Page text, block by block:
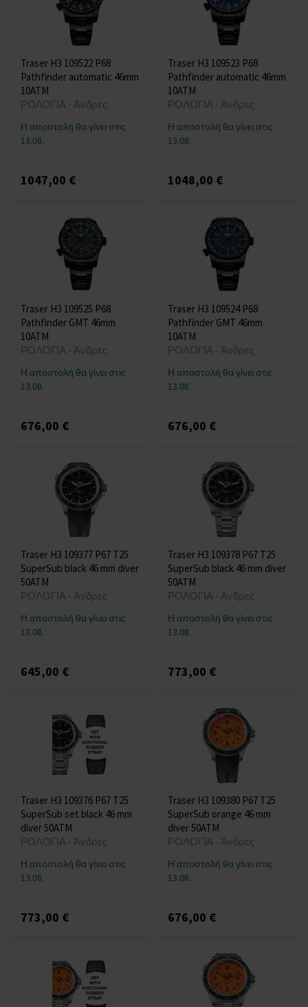
Traser H3 109522 P68
Pathfinder automatic 46mm
10ATM
ΡΟΛΟΓΙΑ - Άνδρες
Η αποστολή θα γίνει στις
13.08.
1047,00 €
Traser H3 109523 P68
Pathfinder automatic 46mm
10ATM
ΡΟΛΟΓΙΑ - Άνδρες
Η αποστολή θα γίνει στις
13.08.
1048,00 €
Traser H3 109525 P68
Pathfinder GMT 46mm
10ATM
ΡΟΛΟΓΙΑ - Άνδρες
Η αποστολή θα γίνει στις
13.08.
676,00 €
Traser H3 109524 P68
Pathfinder GMT 46mm
10ATM
ΡΟΛΟΓΙΑ - Άνδρες
Η αποστολή θα γίνει στις
13.08.
676,00 €
Traser H3 109377 P67 T25
SuperSub black 46 mm diver
50ATM
ΡΟΛΟΓΙΑ - Άνδρες
Η αποστολή θα γίνει στις
13.08.
645,00 €
Traser H3 109378 P67 T25
SuperSub black 46 mm diver
50ATM
ΡΟΛΟΓΙΑ - Άνδρες
Η αποστολή θα γίνει στις
13.08.
773,00 €
Traser H3 109376 P67 T25
SuperSub set black 46 mm
diver 50ATM
ΡΟΛΟΓΙΑ - Άνδρες
Η αποστολή θα γίνει στις
13.08.
773,00 €
Traser H3 109380 P67 T25
SuperSub orange 46 mm
diver 50ATM
ΡΟΛΟΓΙΑ - Άνδρες
Η αποστολή θα γίνει στις
13.08.
676,00 €